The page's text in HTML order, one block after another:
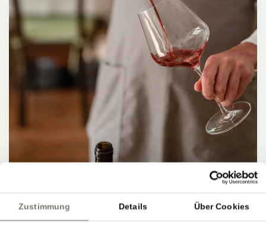
Zustimmung Details Über Cookies